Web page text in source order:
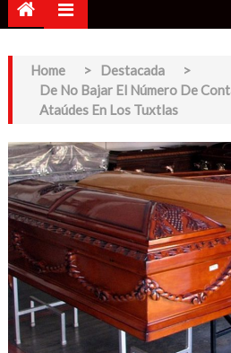
Home > Destacada
>
De No Bajar El Número De
Ataúdes En Los Tuxtlas